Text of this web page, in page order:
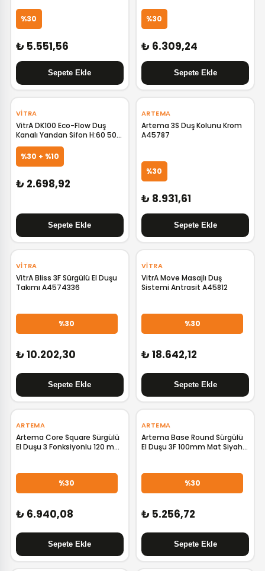
%30
₺ 5.551,56
%30
₺ 6.309,24
VITRA
VitrA DK100 Eco-Flow Duş
Kanalı Yandan Sifon H:60 50
cm Mat Krom
%30 + %10
₺ 2.698,92
ARTEMA
Artema 3S Duş Kolunu Krom
A45787
%30
₺ 8.931,61
VITRA
VitrA Bliss 3F Sürgülü El Duşu
Takımı A4574336
%30
₺ 10.202,30
VITRA
VitrA Move Masajlı Duş
Sistemi Antrasit A45812
%30
₺ 18.642,12
ARTEMA
Artema Core Square Sürgülü
El Duşu 3 Fonksiyonlu 120 mm
%30
₺ 6.940,08
ARTEMA
Artema Base Round Sürgülü
El Duşu 3F 100mm Mat Siyah
%30
₺ 5.256,72